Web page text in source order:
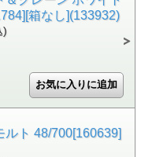
箱なし](133932)
)
ルト 48/700[160639]